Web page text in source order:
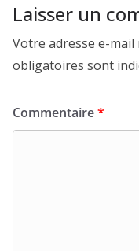
Laisser un
Votre adresse e-mail
obligatoires sont
Commentaire*